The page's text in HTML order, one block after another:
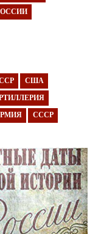
США
СССР